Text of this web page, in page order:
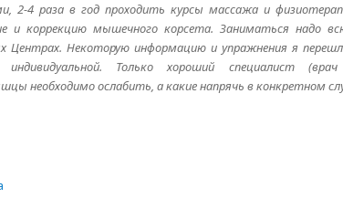
2-4 раза в год проходить курсы массажа и
и коррекцию мышечного корсета. Заниматься надо
Центрах. Некоторую информацию и упражнения я
Только хороший специалист
необходимо ослабить, а какие напрячь в конкретном